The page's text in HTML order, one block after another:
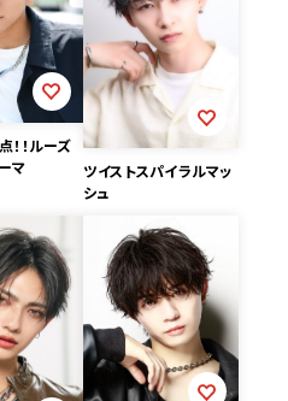
！！ルーズ
マ
ツイストスパイラルマッ
シュ